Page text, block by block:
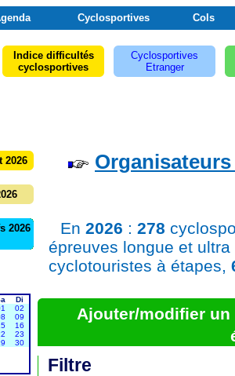
Cyclosportives Cols
Indice difficultés
cyclosportives
Cyclosportives
Etranger
2026
2026
Di
02
09
16
23
30
En 2026 : 278
épreuves longue et
cyclotouristes à étapes,
Ajouter/modifier un
Filtre